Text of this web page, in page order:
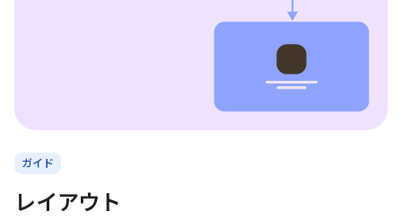
ガイド
レイアウト